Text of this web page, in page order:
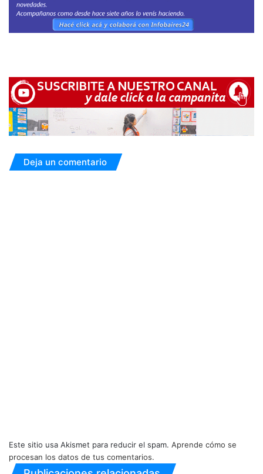
Deja un comentario
Este sitio usa Akismet para reducir el spam. Aprende cómo se
procesan los datos de tus comentarios.